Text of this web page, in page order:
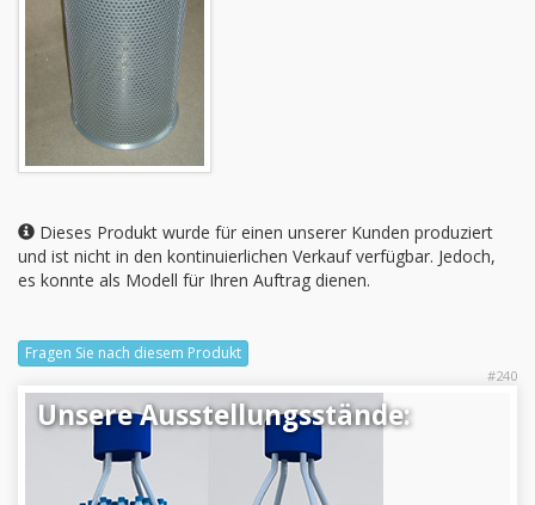
Dieses Produkt wurde für einen unserer Kunden produziert
und ist nicht in den kontinuierlichen Verkauf verfügbar. Jedoch,
es konnte als Modell für Ihren Auftrag dienen.
Fragen Sie nach diesem Produkt
#240
Unsere Ausstellungsstände: